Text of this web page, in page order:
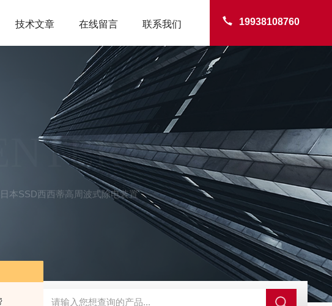
19938108760
技术文章 在线留言 联系我们
本SSD西西蒂高周波式除电装置
特KETT外观分析仪器 粒度镜 SR-24LE美国里奇 RIDGID 管线定位仪带GPS